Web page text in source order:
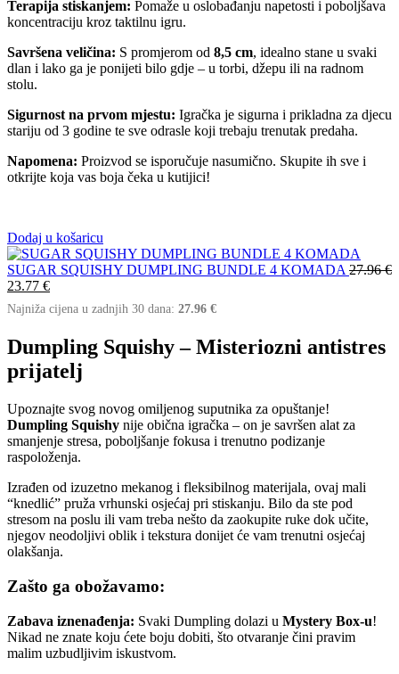
Terapija stiskanjem: Pomaže u oslobađanju napetosti i poboljšava
koncentraciju kroz taktilnu igru.
Savršena veličina: S promjerom od 8,5 cm, idealno stane u svaki
dlan i lako ga je ponijeti bilo gdje – u torbi, džepu ili na radnom
stolu.
Sigurnost na prvom mjestu: Igračka je sigurna i prikladna za djecu
stariju od 3 godine te sve odrasle koji trebaju trenutak predaha.
Napomena: Proizvod se isporučuje nasumično. Skupite ih sve i
otkrijte koja vas boja čeka u kutijici!
Dodaj u košaricu
SUGAR SQUISHY DUMPLING BUNDLE 4 KOMADA 27.96€
23.77 €
Najniža cijena u zadnjih 30 dana: 27.96 €
Dumpling Squishy – Misteriozni antistres
prijatelj
Upoznajte svog novog omiljenog suputnika za opuštanje!
Dumpling Squishy nije obična igračka – on je savršen alat za
smanjenje stresa, poboljšanje fokusa i trenutno podizanje
raspoloženja.
Izrađen od izuzetno mekanog i fleksibilnog materijala, ovaj mali
“knedlić” pruža vrhunski osjećaj pri stiskanju. Bilo da ste pod
stresom na poslu ili vam treba nešto da zaokupite ruke dok učite,
njegov neodoljivi oblik i tekstura donijet će vam trenutni osjećaj
olakšanja.
Zašto ga obožavamo:
Zabava iznenađenja: Svaki Dumpling dolazi u Mystery Box-u!
Nikad ne znate koju ćete boju dobiti, što otvaranje čini pravim
malim uzbudljivim iskustvom.